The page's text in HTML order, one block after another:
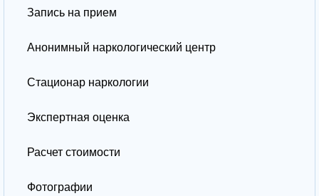
Запись на прием
Анонимный наркологический центр
Стационар наркологии
Экспертная оценка
Расчет стоимости
Фотографии